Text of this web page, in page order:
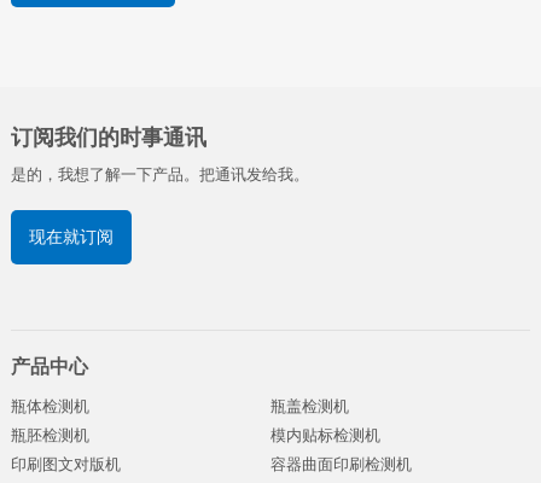
订阅我们的时事通讯
是的，我想了解一下产品。把通讯发给我。
现在就订阅
产品中心
瓶体检测机
瓶盖检测机
瓶胚检测机
模内贴标检测机
印刷图文对版机
容器曲面印刷检测机